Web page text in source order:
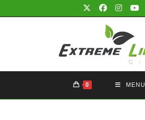
to
0 MENU